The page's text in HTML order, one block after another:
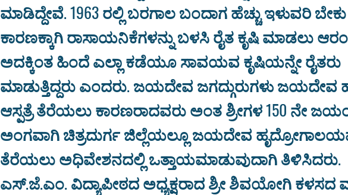
ಮಾಡಿದ್ದೇವೆ. 1963 ರಲ್ಲಿ ಬರಗಾಲ ಬಂದಾಗ ಹೆಚ್ಚು ಇಳುವರಿ
ಕಾರಣಕ್ಕಾಗಿ ರಾಸಾಯನಿಕೆಗಳನ್ನು ಬಳಸಿ ರೈತ ಕೃಷಿ ಮಾಡಲು
ಅದಕ್ಕಿಂತ ಹಿಂದೆ ಎಲ್ಲಾ ಕಡೆಯೂ ಸಾವಯವ ಕೃಷಿಯನ್ನೇ ರೈತರು
ಮಾಡುತ್ತಿದ್ದರು ಎಂದರು. ಜಯದೇವ ಜಗದ್ಗುರುಗಳು ಜಯದೇವ
ಆಸ್ಪತ್ರೆ ತೆರೆಯಲು ಕಾರಣರಾದವರು ಅಂತ ಶ್ರೀಗಳ 150 ನೇ
ಅಂಗವಾಗಿ ಚಿತ್ರದುರ್ಗ ಜಿಲ್ಲೆಯಲ್ಲೂ ಜಯದೇವ
ತೆರೆಯಲು ಅಧಿವೇಶನದಲ್ಲಿ ಒತ್ತಾಯಮಾಡುವುದಾಗಿ ತಿಳಿಸಿದರು.
ಎಸ್.ಜೆ.ಎಂ. ವಿದ್ಯಾಪೀಠದ ಅಧ್ಯಕ್ಷರಾದ ಶ್ರೀ ಶಿವಯೋಗಿ ಕಳಸದ